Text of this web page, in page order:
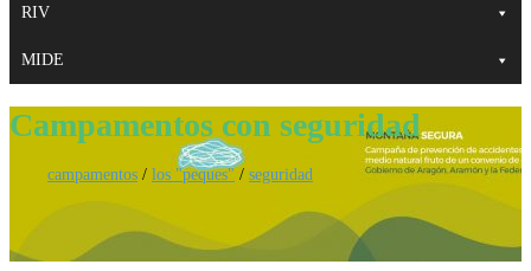
RIV
MIDE
Campamentos con seguridad
campamentos / los "peques" / seguridad